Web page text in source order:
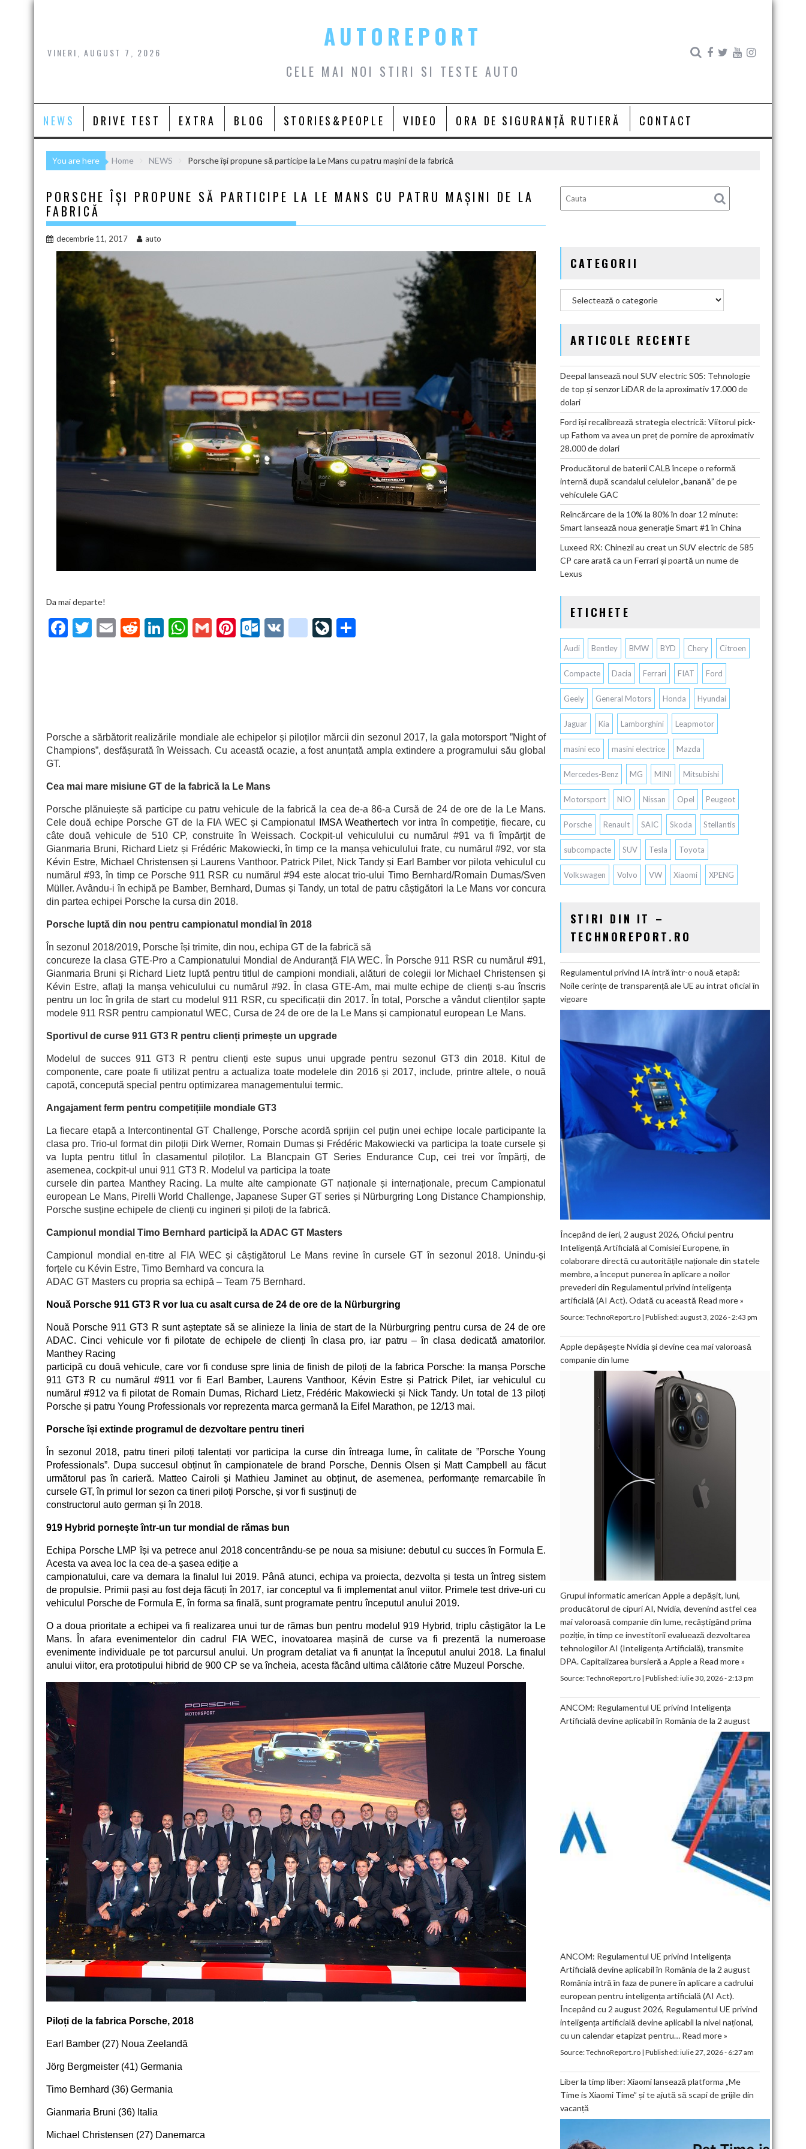
Skip
VINERI, AUGUST 7, 2026
AUTOREPORT
CELE MAI NOI STIRI SI TESTE AUTO
NEWS DRIVE TEST EXTRA BLOG STORIES&PEOPLE VIDEO ORA DE SIGURANȚĂ RUTIERĂ CONTACT
You are here Home NEWS Porsche își propune să participe la Le Mans cu patru mașini de la fabrică
PORSCHE ÎȘI PROPUNE SĂ PARTICIPE LA LE MANS CU PATRU MAȘINI DE LA
FABRICĂ
decembrie 11, 2017 auto
Da mai departe!
F
k
T
E
R
Li W
p
G
Pi O
m
V
g
o
o
m
ar
ks
Li
Porsche a sărbătorit realizările mondiale ale echipelor și piloților mărcii din sezonul 2017, la gala motorsport ”Night of
Champions”, desfășurată în Weissach. Cu această ocazie, a fost anunțată ampla extindere a programului său global
GT.
Cea mai mare misiune GT de la fabrică la Le Mans
Porsche plănuiește să participe cu patru vehicule de la fabrică la cea de-a 86-a Cursă de 24 de ore de la Le Mans.
Cele două echipe Porsche GT de la FIA WEC și Campionatul IMSA Weathertech vor intra în competiție, fiecare, cu
câte două vehicule de 510 CP, construite în Weissach. Cockpit-ul vehiculului cu numărul #91 va fi împărțit de
Gianmaria Bruni, Richard Lietz și Frédéric Makowiecki, în timp ce la manșa vehiculului frate, cu numărul #92, vor sta
Kévin Estre, Michael Christensen și Laurens Vanthoor. Patrick Pilet, Nick Tandy și Earl Bamber vor pilota vehiculul cu
numărul #93, în timp ce Porsche 911 RSR cu numărul #94 este alocat trio-ului Timo Bernhard/Romain Dumas/Sven
Müller. Avându-i în echipă pe Bamber, Bernhard, Dumas și Tandy, un total de patru câștigători la Le Mans vor concura
din partea echipei Porsche la cursa din 2018.
Porsche luptă din nou pentru campionatul mondial în 2018
n sezonul 2018/2019, Porsche își trimite, din nou, echipa GT de la fabrică să
concureze la clasa GTE-Pro a Campionatului Mondial de Anduranță FIA WEC. În Porsche 911 RSR cu numărul #91,
Gianmaria Bruni și Richard Lietz luptă pentru titlul de campioni mondiali, alături de colegii lor Michael Christensen și
Kévin Estre, aflați la manșa vehiculului cu numărul #92. În clasa GTE-Am, mai multe echipe de clienți s-au înscris
pentru un loc în grila de start cu modelul 911 RSR, cu specificații din 2017. În total, Porsche a vândut clienților șapte
modele 911 RSR pentru campionatul WEC, Cursa de 24 de ore de la Le Mans și campionatul european Le Mans.
Sportivul de curse 911 GT3 R pentru clienți primește un upgrade
Modelul de succes 911 GT3 R pentru clienți este supus unui upgrade pentru sezonul GT3 din 2018. Kitul de
componente, care poate fi utilizat pentru a actualiza toate modelele din 2016 și 2017, include, printre altele, o nouă
capotă, concepută special pentru optimizarea managementului termic.
Angajament ferm pentru competițiile mondiale GT3
La fiecare etapă a Intercontinental GT Challenge, Porsche acordă sprijin cel puțin unei echipe local e participante la
clasa pro. Trio-ul format din piloții Dirk Werner, Romain Dumas și Frédéric Makowiecki va participa la toate cursele și
va lupta pentru titlul în clasamentul piloților. La Blancpain GT Series Endurance Cup, cei trei vor împărți, de
asemenea, cockpit-ul unui 911 GT3 R. Modelul va participa la toate
cursele din partea Manthey Racing. La multe alte campionate GT naționale și internaționale, precum Campionatul
european Le Mans, Pirelli World Challenge, Japanese Super GT series și Nürburgring Long Distance Championship,
Porsche susține echipele de clienți cu ingineri și piloți de la fabrică.
Campionul mondial Timo Bernhard participă la ADAC GT Masters
Campionul mondial en-titre al FIA WEC și câștigătorul Le Mans revine în cursele GT în sezonul 2018. Unindu-și
forțele cu Kévin Estre, Timo Bernhard va concura la
ADAC GT Masters cu propria sa echipă – Team 75 Bernhard.
Nouă Porsche 911 GT3 R vor lua cu asalt cursa de 24 de ore de la Nürburgring
Nouă Porsche 911 GT3 R sunt așteptate să se alinieze la linia de start de la Nürburgring pentru cursa de 24 de ore
ADAC. Cinci vehicule vor fi pilotate de echipele de clienți în clasa pro, iar patru – în clasa dedicată amatorilor.
Manthey Racing
participă cu două vehicule, care vor fi conduse spre linia de finish de piloți de la fabrica Porsche: la manșa Porsche
911 GT3 R cu numărul #911 vor fi Earl Bamber, Laurens Vanthoor, Kévin Estre și Patrick Pilet, iar vehiculul cu
numărul #912 va fi pilotat de Romain Dumas, Richard Lietz, Frédéric Makowiecki și Nick Tandy. Un total de 13 piloți
Porsche și patru Young Professionals vor reprezenta marca germană la Eifel Marathon, pe 12/13 mai.
Porsche își extinde programul de dezvoltare pentru tineri
În sezonul 2018, patru tineri piloți talentați vor participa la curse din întreaga lume, în calitate de ”Porsche Young
Professionals”. Dupa succesul obținut în campionatele de brand Porsche, Dennis Olsen și Matt Campbell au făcut
următorul pas în carieră. Matteo Cairoli și Mathieu Jaminet au obținut, de asemenea, performanțe remarcabile în
cursele GT, în primul lor sezon ca tineri piloți Porsche, și vor fi susținuți de
constructorul auto german și în 2018.
919 Hybrid pornește într-un tur mondial de rămas bun
Echipa Porsche LMP își va petrece anul 2018 concentrându-se pe noua sa misiune: debutul cu succes în Formula E.
Acesta va avea loc la cea de-a șasea ediție a
campionatului, care va demara la finalul lui 2019. Până atunci, echipa va proiecta, dezvolta și testa un întreg sistem
de propulsie. Primii pași au fost deja făcuți în 2017, iar conceptul va fi implementat anul viitor. Primele test drive-uri cu
vehiculul Porsche de Formula E, în forma sa finală, sunt programate pentru începutul anului 2019.
O a doua prioritate a echipei va fi realizarea unui tur de rămas bun pentru modelul 919 Hybrid, triplu câștigător la Le
Mans. În afara evenimentelor din cadrul FIA WEC, inovatoarea mașină de curse va fi prezentă la numeroase
evenimente individuale pe tot parcursul anului. Un program detaliat va fi anunțat la începutul anului 2018. La finalul
anului viitor, era prototipului hibrid de 900 CP se va încheia, acesta făcând ultima călătorie către Muzeul Porsche.
Piloți de la fabrica Porsche, 2018
Earl Bamber (27) Noua Zeelandă
Jörg Bergmeister (41) Germania
Timo Bernhard (36) Germania
Gianmaria Bruni (36) Italia
Michael Christensen (27) Danemarca
CATEGORII
ARTICOLE RECENTE
Deepal lansează noul SUV electric S05: Tehnologie
de top și senzor LiDAR de la aproximativ 17.000 de
dolari
Ford își recalibrează strategia electrică: Viitorul pick-
up Fathom va avea un preț de pornire de aproximativ
28.000 de dolari
Producătorul de baterii CALB începe o reformă
internă după scandalul celulelor „banană” de pe
vehiculele GAC
Reîncărcare de la 10% la 80% în doar 12 minute:
Smart lansează noua generație Smart #1 în China
Luxeed RX: Chinezii au creat un SUV electric de 585
CP care arată ca un Ferrari și poartă un nume de
Lexus
ETICHETE
Audi Bentley BMW BYD Chery Citroen
Compacte Dacia Ferrari FIAT Ford
Geely General Motors Honda Hyundai
Jaguar Kia Lamborghini Leapmotor
masini eco masini electrice Mazda
Mercedes-Benz MG MINI Mitsubishi
Motorsport NIO Nissan Opel Peugeot
Porsche Renault SAIC Skoda Stellantis
subcompacte SUV Tesla Toyota
Volkswagen Volvo VW Xiaomi XPENG
STIRI DIN IT –
TECHNOREPORT.RO
Regulamentul privind IA intră într-o nouă etapă:
Noile cerințe de transparență ale UE au intrat oficial în
vigoare
Începând de ieri, 2 august 2026, Oficiul pentru
Inteligență Artificială al Comisiei Europene, în
colaborare directă cu autoritățile naționale din statele
membre, a început punerea în aplicare a noilor
prevederi din Regulamentul privind inteligența
artificială (AI Act). Odată cu această Read more »
Source:TechnoReport.ro| Published:august 3, 2026 - 2:43 pm
Apple depășește Nvidia și devine cea mai valoroasă
companie din lume
Grupul informatic american Apple a depășit, luni,
producătorul de cipuri AI, Nvidia, devenind astfel cea
mai valoroasă companie din lume, recâștigând prima
poziție, în timp ce investitorii evaluează dezvoltarea
tehnologiilor AI (Inteligența Artificială), transmite
DPA. Capitalizarea bursieră a Apple a Read more »
Source:TechnoReport.ro| Published:iulie 30, 2026 - 2:13 pm
ANCOM: Regulamentul UE privind Inteligența
Artificială devine aplicabil în România de la 2 august
ANCOM: Regulamentul UE privind Inteligența
Artificială devine aplicabil în România de la 2 august
România intră în faza de punere în aplicare a cadrului
european pentru inteligența artificială (AI Act).
Începând cu 2 august 2026, Regulamentul UE privind
inteligența artificială devine aplicabil la nivel național,
cu un calendar etapizat pentru… Read more »
Source:TechnoReport.ro| Published:iulie 27, 2026 - 6:27 am
Liber la timp liber: Xiaomi lansează platforma „Me
Time is Xiaomi Time” și te ajută să scapi de grijile din
vacanță